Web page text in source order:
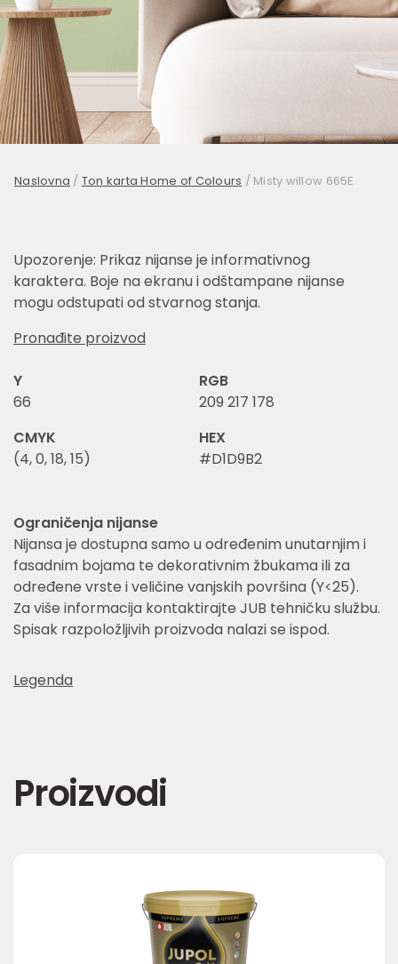
Naslovna / Ton karta Home of Colours / Misty willow 665E
Upozorenje: Prikaz nijanse je informativnog
karaktera. Boje na ekranu i odštampane nijanse
mogu odstupati od stvarnog stanja.
Pronađite proizvod
Y
66
RGB
209 217 178
CMYK
(4, 0, 18, 15)
HEX
#D1D9B2
Ograničenja nijanse
Nijansa je dostupna samo u određenim unutarnjim i
fasadnim bojama te dekorativnim žbukama ili za
određene vrste i veličine vanjskih površina (Y<25).
Za više informacija kontaktirajte JUB tehničku službu.
Spisak razpoložljivih proizvoda nalazi se ispod.
Legenda
Proizvodi